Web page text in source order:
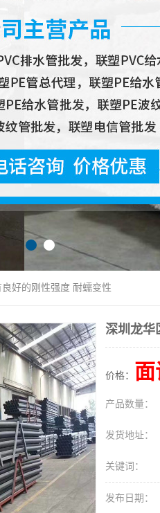
好的刚性强度 耐蠕变性
深圳龙华
价格： 面
产品数量：
发货地址：
关键词：
发布日期：